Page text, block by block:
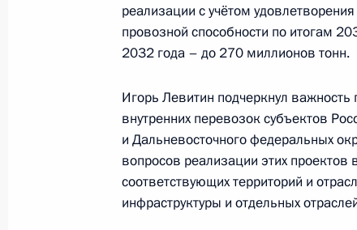
Совещание с членами
14 марта 2024 года, 17:40
Встреча с руководителями
компаний и водителями грузовых
22 февраля 2024 года, 18:00
реализации с учётом
провозной способности по итогам
2032 года – до 270 миллионов тонн.
Игорь Левитин подчеркнул
внутренних перевозок субъектов
и Дальневосточного федеральных
вопросов реализации этих
соответствующих территорий и
инфраструктуры и отдельных